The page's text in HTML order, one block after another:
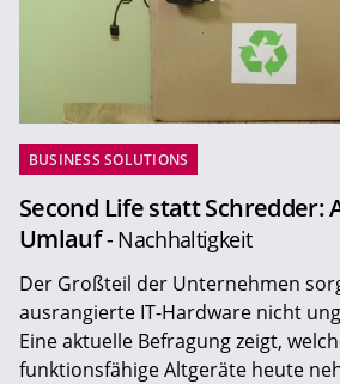
BUSINESS SOLUTIONS
Second Life statt Schredder:
Umlauf- Nachhaltigkeit
Der Großteil der Unternehmen
ausrangierte IT-Hardware nicht
Eine aktuelle Befragung zeigt,
funktionsfähige Altgeräte heute